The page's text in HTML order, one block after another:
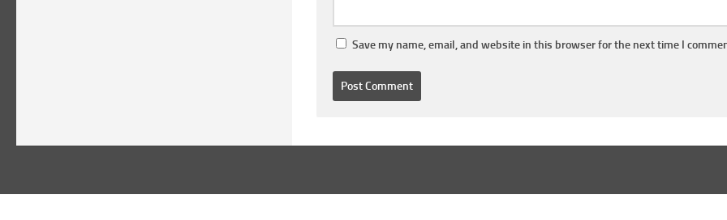
Save my name, email, and website in this browser for the next time I